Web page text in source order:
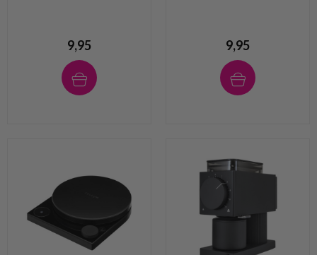
9,95 9,95